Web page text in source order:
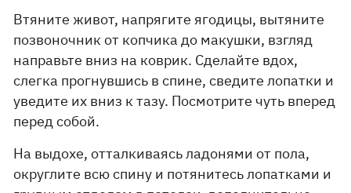
Втяните живот, напрягите ягодицы, вытяните
позвоночник от копчика до макушки, взгляд
направьте вниз на коврик. Сделайте вдох,
слегка прогнувшись в спине, сведите лопатки и
уведите их вниз к тазу. Посмотрите чуть вперед
перед собой.
На выдохе, отталкиваясь ладонями от пола,
округлите всю спину и потянитесь лопатками и